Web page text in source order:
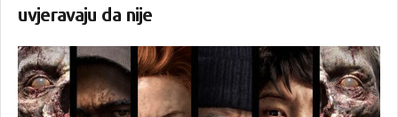
uvjeravaju da nije